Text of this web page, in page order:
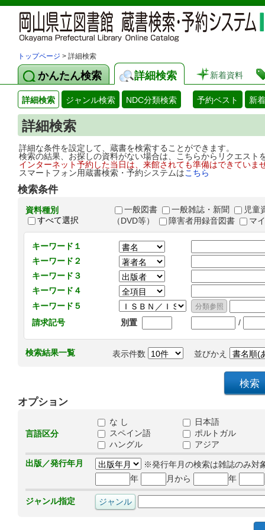
トップページ > 詳細検索
かんたん検索 詳細検索 新着資料
詳細検索 ジャンル検索 NDC分類検索 予約ベスト 新
詳細検索
詳細な条件を設定して、蔵書を検索することができます。
検索の結果、お探しの資料がない場合は、こちらからリクエス
インターネット予約した当日は、来館されても準備はできてい
スマートフォン用蔵書検索・予約システムはこちら
検索条件
資料種別
すべて選択
一般図書 一般雑誌・新聞
児童
（DVD等）
障害者用録音図書 マ
キーワード１
キーワード２
キーワード３
キーワード４
キーワード５
請求記号
別置 /
検索結果一覧 表示件数 並びかえ
オプション
言語区分
な し
日本語
スペイン語
ポルトガル
ハングル
アジア
出版／発行年月
※発行年月の検索は雑誌のみ対
年
月から 年
ジャンル指定